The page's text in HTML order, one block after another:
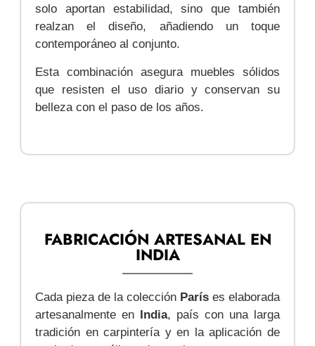
solo aportan estabilidad, sino que también
realzan el diseño, añadiendo un toque
contemporáneo al conjunto.
Esta combinación asegura muebles sólidos
que resisten el uso diario y conservan su
belleza con el paso de los años.
FABRICACIÓN ARTESANAL EN
INDIA
Cada pieza de la colección París es elaborada
artesanalmente en India, país con una larga
tradición en carpintería y en la aplicación de